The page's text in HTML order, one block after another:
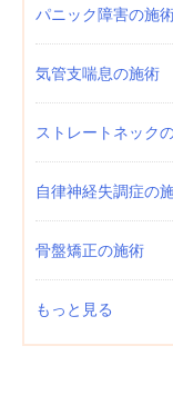
パニック障害の施
気管支喘息の施術
ストレートネック
自律神経失調症の
骨盤矯正の施術
もっと見る